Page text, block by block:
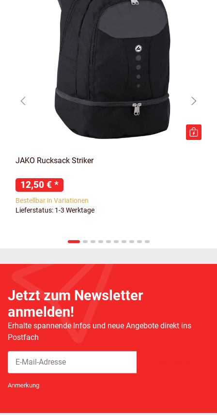
JAKO Rucksack Striker
12,50 € *
Bestellbar in Variationen
Lieferstatus: 1-3 Werktage
Jetzt zum Newsletter
anmelden!
Erhalte spannende Infos und neue Angebote direkt ins
Postfach
Anmerkung